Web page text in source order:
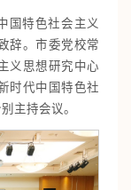
国特色社会主义
辞。市委党校常
义思想研究中心
时代中国特色社
主持会议。